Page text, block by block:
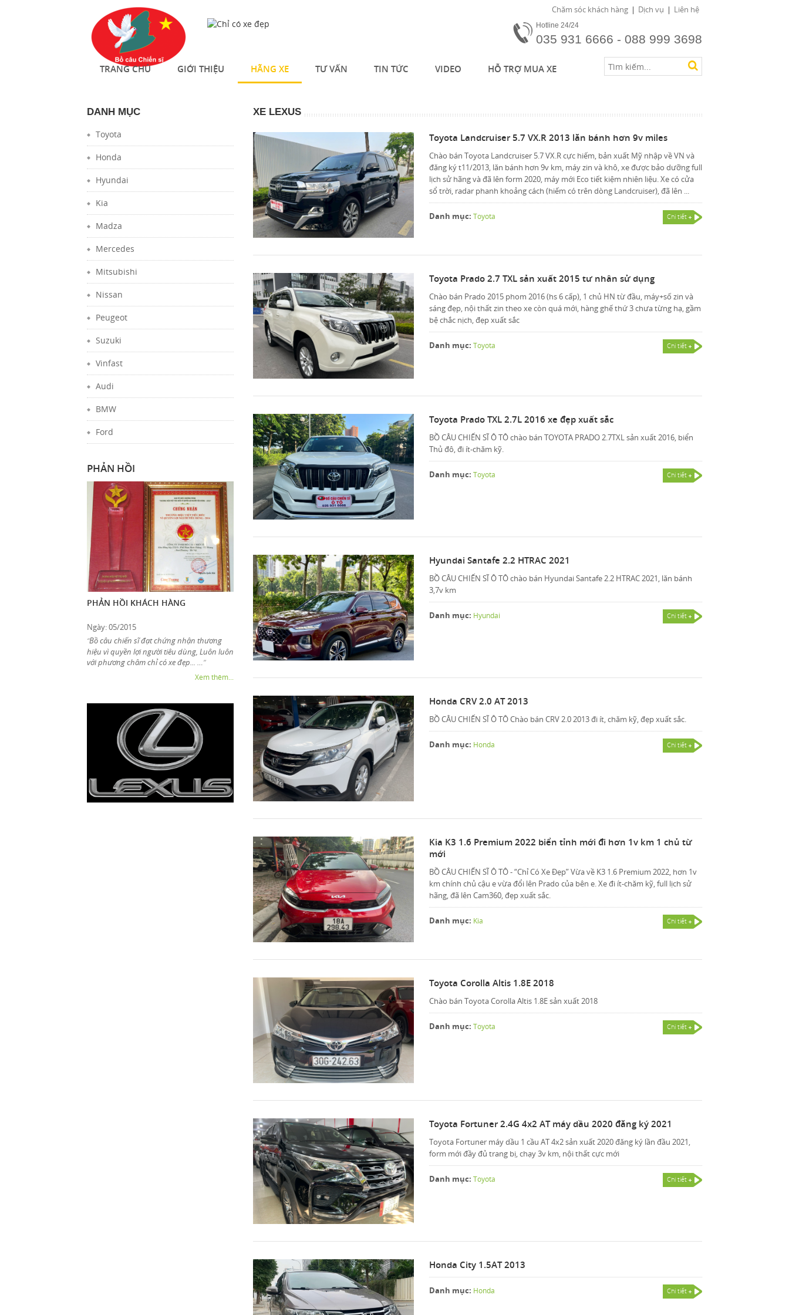
Chăm sóc khách hàng Dịch vụ Liên hệ
Hotline 24/24
035 931 6666 - 088 999 3698
TRANG CHỦ GIỚI THIỆU HÃNG XE TƯ VẤN TIN TỨC VIDEO HỖ TRỢ MUA XE
XE LEXUS
Toyota Landcruiser 5.7 VX.R 2013 lăn bánh hơn 9v miles
Chào bán Toyota Landcruiser 5.7 VX.R cực hiếm, bản xuất Mỹ nhập về VN và
đăng ký t11/2013, lăn bánh hơn 9v km, máy zin và khô, xe được bảo dưỡng full
lịch sử hãng và đã lên form 2020, máy mới Eco tiết kiệm nhiên liệu. Xe có cửa
sổ trời, radar phanh khoảng cách (hiếm có trên dòng Landcruiser), đã lên ...
Danh mục: Toyota Chi tiết
Toyota Prado 2.7 TXL sản xuất 2015 tư nhân sử dụng
Chào bán Prado 2015 phom 2016 (hs 6 cấp), 1 chủ HN từ đầu, máy+số zin và
sáng đẹp, nội thất zin theo xe còn quá mới, hàng ghế thứ 3 chưa từng hạ, gầm
bệ chắc nịch, đẹp xuất sắc
Danh mục: Toyota Chi tiết
Toyota Prado TXL 2.7L 2016 xe đẹp xuất sắc
BỒ CÂU CHIẾN SĨ Ô TÔ chào bán TOYOTA PRADO 2.7TXL sản xuất 2016, biển
Thủ đô, đi ít-chăm kỹ.
Danh mục: Toyota Chi tiết
Hyundai Santafe 2.2 HTRAC 2021
BỒ CÂU CHIẾN SĨ Ô TÔ chào bán Hyundai Santafe 2.2 HTRAC 2021, lăn bánh
3,7v km
Danh mục: Hyundai Chi tiết
Honda CRV 2.0 AT 2013
BỒ CÂU CHIẾN SĨ Ô TÔ Chào bán CRV 2.0 2013 đi ít, chăm kỹ, đẹp xuất sắc.
Danh mục: Honda Chi tiết
Kia K3 1.6 Premium 2022 biển tỉnh mới đi hơn 1v km 1 chủ từ
mới
BỒ CÂU CHIẾN SĨ Ô TÔ - “Chỉ Có Xe Đẹp” Vừa về K3 1.6 Premium 2022, hơn 1v
km chính chủ cậu e vừa đổi lên Prado của bên e. Xe đi ít-chăm kỹ, full lịch sử
hãng, đã lên Cam360, đẹp xuất sắc.
Danh mục: Kia Chi tiết
Toyota Corolla Altis 1.8E 2018
Chào bán Toyota Corolla Altis 1.8E sản xuất 2018
Danh mục: Toyota Chi tiết
Toyota Fortuner 2.4G 4x2 AT máy dầu 2020 đăng ký 2021
Toyota Fortuner máy dầu 1 cầu AT 4x2 sản xuất 2020 đăng ký lần đầu 2021,
form mới đầy đủ trang bị, chạy 3v km, nội thất cực mới
Danh mục: Toyota Chi tiết
Honda City 1.5AT 2013
Danh mục: Honda Chi tiết
DANH MỤC
Toyota
Honda
Hyundai
Kia
Madza
Mercedes
Mitsubishi
Nissan
Peugeot
Suzuki
Vinfast
Audi
BMW
Ford
PHẢN HỒI
PHẢN HỒI KHÁCH HÀNG
Ngày: 05/2015
“Bồ câu chiến sĩ đạt chứng nhận thương
hiệu vì quyền lợi người tiêu dùng, Luôn luôn
với phương châm chỉ có xe đẹp... … ”
Xem thêm...